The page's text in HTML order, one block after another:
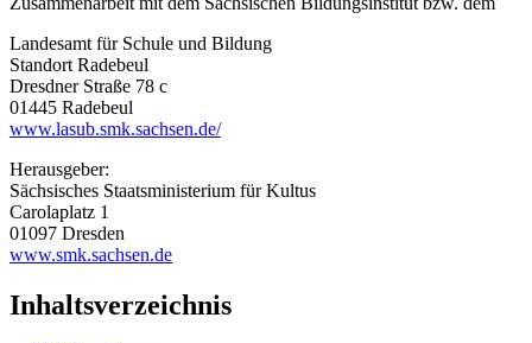
Landesamt für Schule und Bildung
Standort Radebeul
Dresdner Straße 78 c
01445 Radebeul
www.lasub.smk.sachsen.de/
Herausgeber:
Sächsisches Staatsministerium für Kultus
Carolaplatz 1
01097 Dresden
www.smk.sachsen.de
Inhaltsverzeichnis